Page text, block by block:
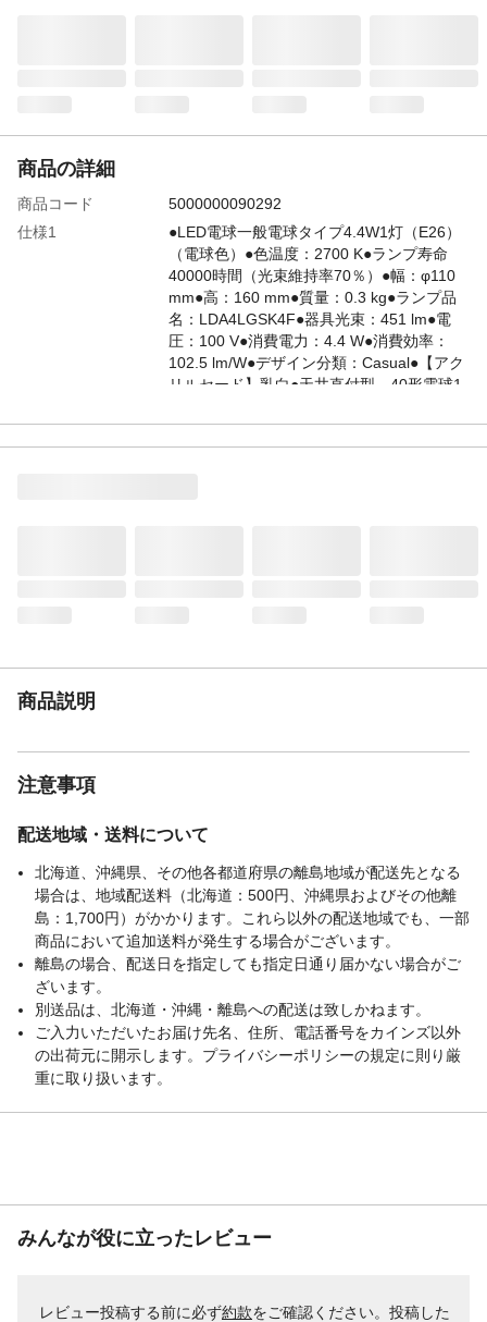
商品の詳細
商品コード
5000000090292
仕様1
●LED電球一般電球タイプ4.4W1灯（E26）
（電球色）●色温度：2700 K●ランプ寿命
40000時間（光束維持率70％）●幅：φ110
mm●高：160 mm●質量：0.3 kg●ランプ品
名：LDA4LGSK4F●器具光束：451 lm●電
圧：100 V●消費電力：4.4 W●消費効率：
102.5 lm/W●デザイン分類：Casual●【アク
リルセード】乳白●天井直付型、40形電球1
当）・シーリングユニ方式●Ra84
商品説明
注意事項
配送地域・送料について
北海道、沖縄県、その他各都道府県の離島地域が配送先となる
場合は、地域配送料（北海道：500円、沖縄県およびその他離
島：1,700円）がかかります。これら以外の配送地域でも、一部
商品において追加送料が発生する場合がございます。
離島の場合、配送日を指定しても指定日通り届かない場合がご
ざいます。
別送品は、北海道・沖縄・離島への配送は致しかねます。
ご入力いただいたお届け先名、住所、電話番号をカインズ以外
の出荷元に開示します。プライバシーポリシーの規定に則り厳
重に取り扱います。
みんなが役に立ったレビュー
レビュー投稿する前に必ず約款をご確認ください。投稿した